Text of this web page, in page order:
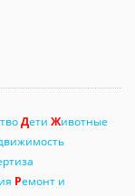
Дети Животные
Ремонт и